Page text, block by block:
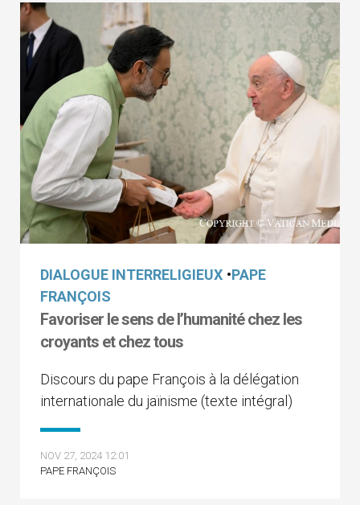
DIALOGUE INTERRELIGIEUX •PAPE
FRANÇOIS
Favoriser le sens de l’humanité chez les
croyants et chez tous
Discours du pape François à la délégation
internationale du jaïnisme (texte intégral)
NOV 27, 2024 12:01
PAPE FRANÇOIS